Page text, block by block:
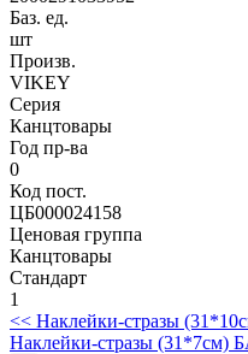
Баз. ед.
шт
Произв.
VIKEY
Серия
Канцтовары
Год пр-ва
0
Код пост.
ЦБ000024158
Ценовая группа
Канцтовары
Стандарт
1
<< Наклейки-стразы
Наклейки-стразы